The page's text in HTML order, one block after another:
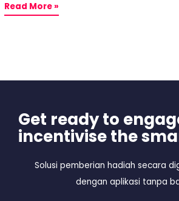
Read More »
Get ready to
incentivise the
Solusi pemberian hadiah secara
dengan aplikasi tanpa